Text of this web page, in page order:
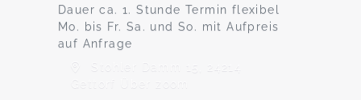
Dauer ca. 1. Stunde Termin flexibel
Mo. bis Fr. Sa. und So. mit Aufpreis
auf Anfrage
Stohler Damm 15, 24214
Gettorf Über zoom